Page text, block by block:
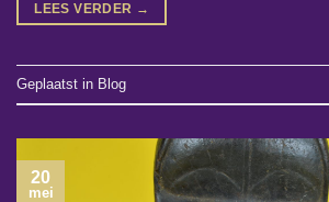
LEES VERDER →
Geplaatst in Blog
20
mei